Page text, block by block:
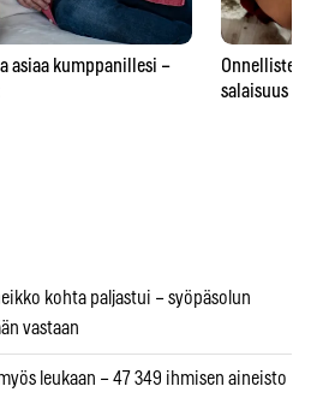
asiaa kumppanillesi –
Onnellisten
salaisuus –
kohta paljastui – syöpäsolun
vastaan
leukaan – 47 349 ihmisen aineisto